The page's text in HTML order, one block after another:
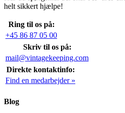
helt sikkert hjælpe!
Ring til os på:
+45 86 87 05 00
Skriv til os på:
mail@vintagekeeping.com
Direkte kontaktinfo:
Find en medarbejder »
Blog